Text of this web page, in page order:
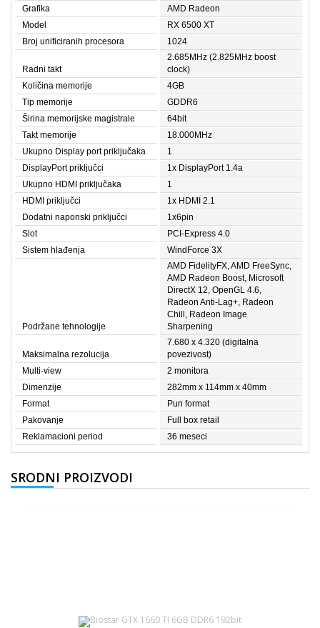
Grafika
AMD Radeon
Model
RX 6500 XT
Broj unificiranih procesora
1024
Radni takt
2.685MHz (2.825MHz boost
clock)
Količina memorije
4GB
Tip memorije
GDDR6
Širina memorijske magistrale
64bit
Takt memorije
18.000MHz
Ukupno Display port priključaka
1
DisplayPort priključci
1x DisplayPort 1.4a
Ukupno HDMI priključaka
1
HDMI priključci
1x HDMI 2.1
Dodatni naponski priključci
1x6pin
Slot
PCI-Express 4.0
Sistem hlađenja
WindForce 3X
Podržane tehnologije
AMD FidelityFX, AMD FreeSync,
AMD Radeon Boost, Microsoft
DirectX 12, OpenGL 4.6,
Radeon Anti-Lag+, Radeon
Chill, Radeon Image
Sharpening
Maksimalna rezolucija
7.680 x 4.320 (digitalna
povezivost)
Multi-view
2 monitora
Dimenzije
282mm x 114mm x 40mm
Format
Pun format
Pakovanje
Full box retail
Reklamacioni period
36 meseci
SRODNI PROIZVODI